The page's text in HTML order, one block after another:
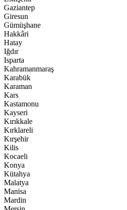
Gaziantep
Giresun
Gümüşhane
Hakkâri
Hatay
Iğdır
Isparta
Kahramanmaraş
Karabük
Karaman
Kars
Kastamonu
Kayseri
Kırıkkale
Kırklareli
Kırşehir
Kilis
Kocaeli
Konya
Kütahya
Malatya
Manisa
Mardin